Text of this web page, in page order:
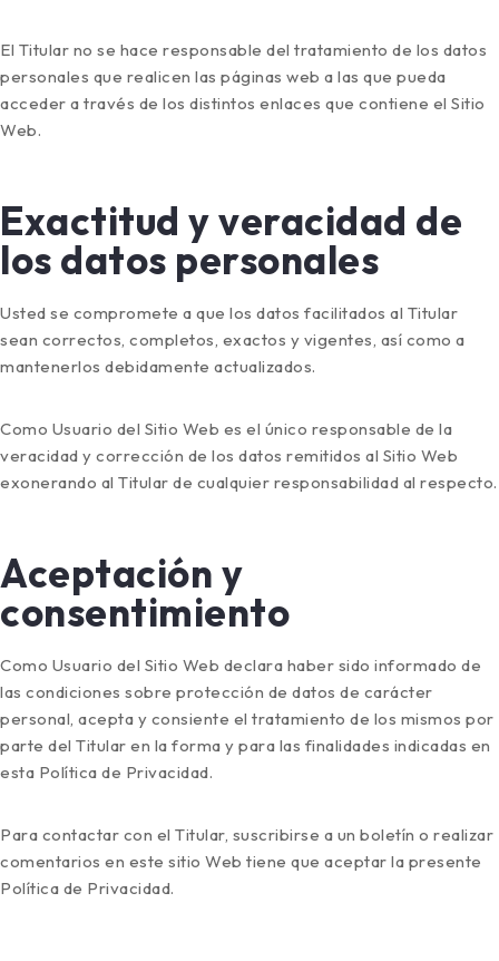
El Titular no se hace responsable del tratamiento de los datos
personales que realicen las páginas web a las que pueda
acceder a través de los distintos enlaces que contiene el Sitio
Web.
Exactitud y veracidad de
los datos personales
Usted se compromete a que los datos facilitados al Titular
sean correctos, completos, exactos y vigentes, así como a
mantenerlos debidamente actualizados.
Como Usuario del Sitio Web es el único responsable de la
veracidad y corrección de los datos remitidos al Sitio Web
exonerando al Titular de cualquier responsabilidad al respecto.
Aceptación y
consentimiento
Como Usuario del Sitio Web declara haber sido informado de
las condiciones sobre protección de datos de carácter
personal, acepta y consiente el tratamiento de los mismos por
parte del Titular en la forma y para las finalidades indicadas en
esta Política de Privacidad.
Para contactar con el Titular, suscribirse a un boletín o realizar
comentarios en este sitio Web tiene que aceptar la presente
Política de Privacidad.